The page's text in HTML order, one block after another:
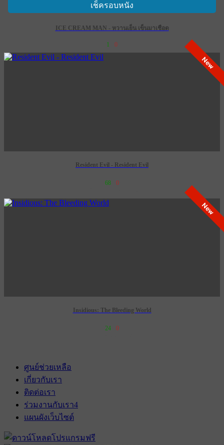
เช็ครอบหนัง
ICE CREAM MAN - หวานเย็น เข็นมาเชือด
1 0
New
Resident Evil - Resident Evil
68 0
New
Insidious: The Bleeding World
24 0
ศูนย์ช่วยเหลือ
เกี่ยวกับเรา
ติดต่อเรา
ร่วมงานกับเรา4
แผนผังเว็บไซต์